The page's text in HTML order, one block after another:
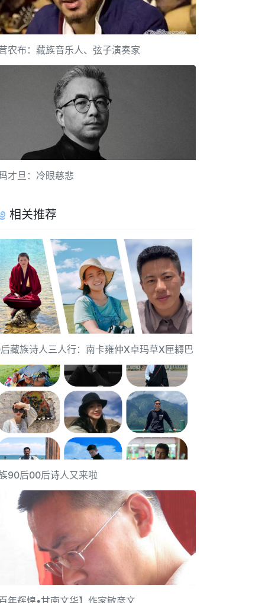
农布：藏族音乐人、弦子演奏家
才旦：冷眼慈悲
相关推荐
藏族诗人三人行：南卡雍仲X卓玛草X匣耨巴
90后00后诗人又来啦
年辉煌•甘南文华】作家敏彦文